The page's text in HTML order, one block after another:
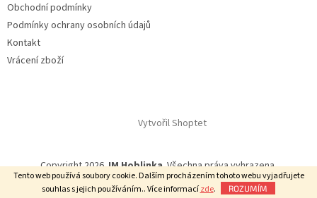
Tento web používá soubory cookie. Dalším procházením tohoto webu vyjadřujete
souhlas s jejich používáním.. Více informacízde. ROZUMÍM
Obchodní podmínky
Podmínky ochrany osobních údajů
Kontakt
Vrácení zboží
Vytvořil Shoptet
Copyright 2026JM Hoblinka. Všechna práva vyhrazena.